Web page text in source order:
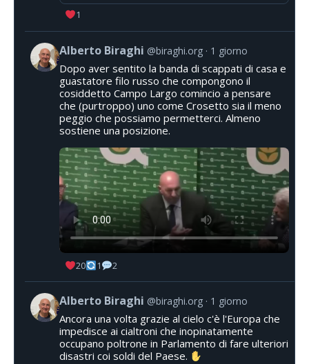
1
Alberto Biraghi @biraghi.org 1 giorno
Dopo aver sentito la banda di scappati di casa e
guastatore filo russo che compongono il
cosiddetto Campo Largo comincio a pensare
che (purtroppo) uno come Crosetto sia il meno
peggio che possiamo permetterci. Almeno
sostiene una posizione.
20 1 2
Alberto Biraghi @biraghi.org 1 giorno
Ancora una volta grazie al cielo c'è l'Europa che
impedisce ai cialtroni che inopinatamente
occupano poltrone in Parlamento di fare ulteriori
disastri coi soldi del Paese.